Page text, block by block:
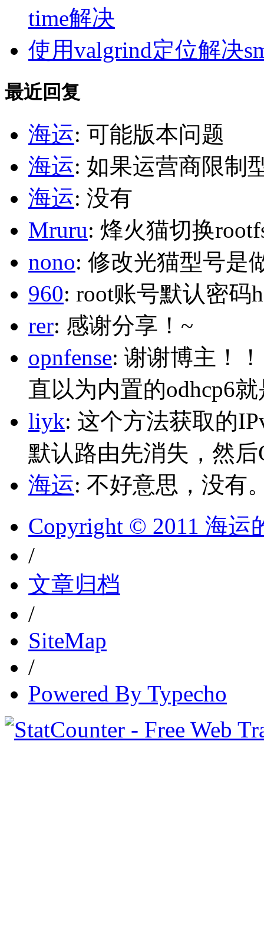
time解决
使用valgrind定位解决
最近回复
海运: 可能版本问题
海运: 如果运营商限制
海运: 没有
Mruru: 烽火猫切换
nono: 修改光猫型号是
960: root账号默认密码
rer: 感谢分享！~
opnfense: 谢谢博主！
直以为内置的odhcp6
liyk: 这个方法获取的
默认路由先消失，然
海运: 不好意思，没有
Copyright © 2011 海运
/
文章归档
/
SiteMap
/
Powered By Typecho